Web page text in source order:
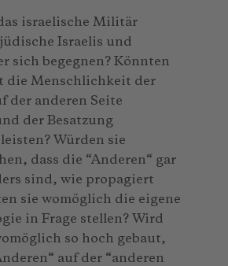
israelische Militär
Israelis und
sich begegnen? Könnten
die Menschlichkeit der
der anderen Seite
der Besatzung
Würden sie
dass die “Anderen“ gar
sind, wie propagiert
sie womöglich die eigene
in Frage stellen? Wird
so hoch gebaut,
auf der “anderen